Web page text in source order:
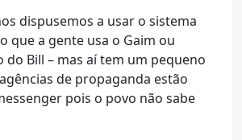
dispusemos a usar o sistema
que a gente usa o Gaim ou
do Bill – mas aí tem um pequeno
de propaganda estão
pois o povo não sabe